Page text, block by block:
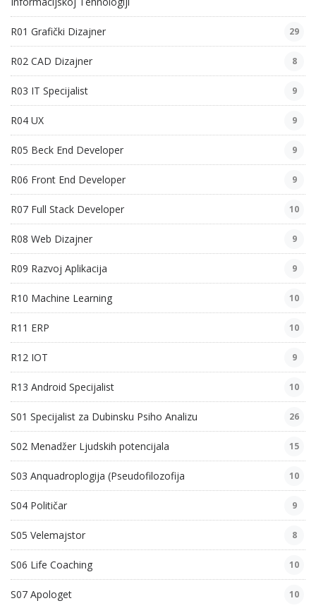
R01 Grafički Dizajner 29
R02 CAD Dizajner 8
R03 IT Specijalist 9
R04 UX 9
R05 Beck End Developer 9
R06 Front End Developer 9
R07 Full Stack Developer 10
R08 Web Dizajner 9
R09 Razvoj Aplikacija 9
R10 Machine Learning 10
R11 ERP 10
R12 IOT 9
R13 Android Specijalist 10
S01 Specijalist za Dubinsku Psiho Analizu 26
S02 Menadžer Ljudskih potencijala 15
S03 Anquadroplogija (Pseudofilozofija 10
S04 Političar 9
S05 Velemajstor 8
S06 Life Coaching 10
S07 Apologet 10